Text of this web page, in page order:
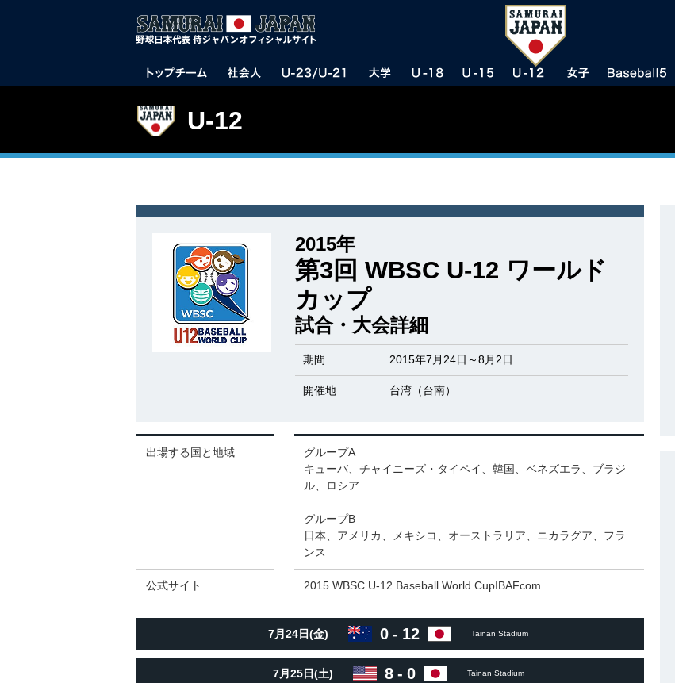
U-12
2015年
第3回 WBSC U-12 ワールド
カップ
試合・大会詳細
期間 2015年7月24日～8月2日
開催地 台湾（台南）
出場する国と地域
グループA
キューバ、チャイニーズ・タイペイ、韓国、ベネズエラ、ブラジ
ル、ロシア
グループB
日本、アメリカ、メキシコ、オーストラリア、ニカラグア、フラ
ンス
公式サイト 2015 WBSC U-12 Baseball World CupIBAFcom
7月24日(金) 0 - 12 Tainan Stadium
7月25日(土) 8 - 0 Tainan Stadium